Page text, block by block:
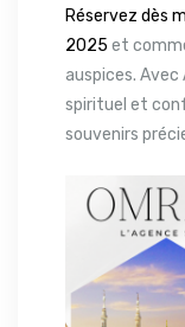
Réservez dès
2025 et
auspices. Avec
spirituel et
souvenirs